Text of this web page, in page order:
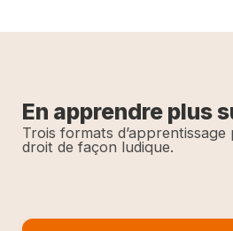
En apprendre plus
Trois formats
droit de façon ludique.